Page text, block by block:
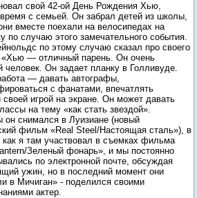
свой 42-ой День Рождения Хью,
с семьей. Он забрал детей из школы,
вместе поехали на велосипедах на
по случаю этого замечательного события.
по этому случаю сказал про своего
«Хью — отличный парень. Он очень
человек. Он задает планку в Голливуде.
— давать автографы,
с фанатами, впечатлять
своей игрой на экране. Он может давать
на тему «как стать звездой».
снимался в Луизиане (новый
фильм «Real Steel/Настоящая сталь»), в
как я там участвовал в съемках фильма
Зеленый фонарь», и мы постоянно
по электронной почте, обсуждая
ужин, но в последний момент они
в Мичиган» - поделился своими
актер.